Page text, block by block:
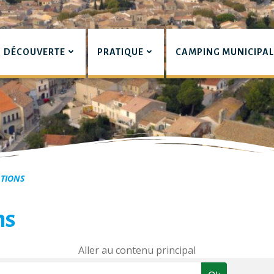
DÉCOUVERTE PRATIQUE CAMPING MUNICIPAL
Aller au contenu principal